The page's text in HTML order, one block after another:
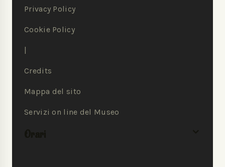
Privacy Policy
Cookie Policy
|
Credits
Mappa del sito
Servizi on line del Museo